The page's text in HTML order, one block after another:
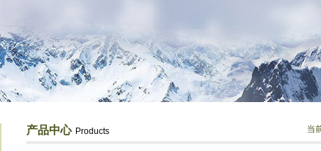
产品中心 Products 当